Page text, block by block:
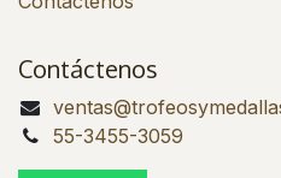
Contáctenos
55-3455-3059